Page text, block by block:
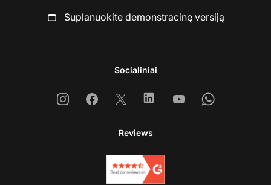
Suplanuokite demonstracinę versiją
Socialiniai
InstagramFacebook
X LinkedinYoutubeWhatsapp
Reviews